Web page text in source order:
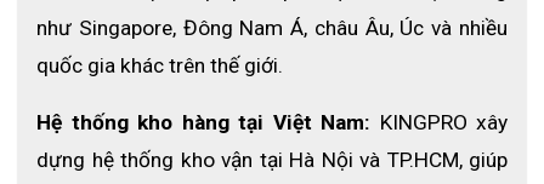
Xây dựng:Bảo vệ công nhân khỏi bụi và hóa chất bay hơi.
Chế biến thực phẩm:Ngăn ngừa lây nhiễm bụi và vi khuẩn.
Công nghiệp hóa chất:
Bảo vệ khỏi khí độc, hơi hóa chất
nguy hiểm.
như Singapore, Đông Nam Á, châu Âu, Úc và nhiều
quốc gia khác trên thế giới.
Hệ thống kho hàng tại Việt Nam: KINGPRO xây
dựng hệ thống kho vận tại Hà Nội và TP.HCM, giúp